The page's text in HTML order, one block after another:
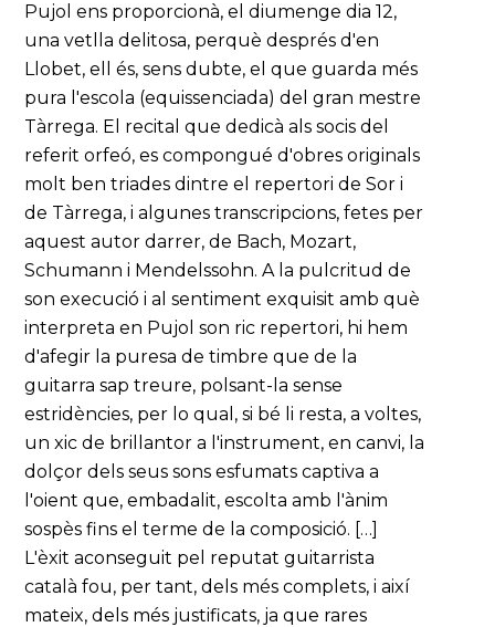
Pujol ens proporcionà, el diumenge dia 12,
una vetlla delitosa, perquè després d'en
Llobet, ell és, sens dubte, el que guarda més
pura l'escola (equissenciada) del gran mestre
Tàrrega. El recital que dedicà als socis del
referit orfeó, es compongué d'obres originals
molt ben triades dintre el repertori de Sor i
de Tàrrega, i algunes transcripcions, fetes per
aquest autor darrer, de Bach, Mozart,
Schumann i Mendelssohn. A la pulcritud de
son execució i al sentiment exquisit amb què
interpreta en Pujol son ric repertori, hi hem
d'afegir la puresa de timbre que de la
guitarra sap treure, polsant-la sense
estridències, per lo qual, si bé li resta, a voltes,
un xic de brillantor a l'instrument, en canvi, la
dolçor dels seus sons esfumats captiva a
l'oient que, embadalit, escolta amb l'ànim
sospès fins el terme de la composició. […]
L'èxit aconseguit pel reputat guitarrista
català fou, per tant, dels més complets, i així
mateix, dels més justificats, ja que rares